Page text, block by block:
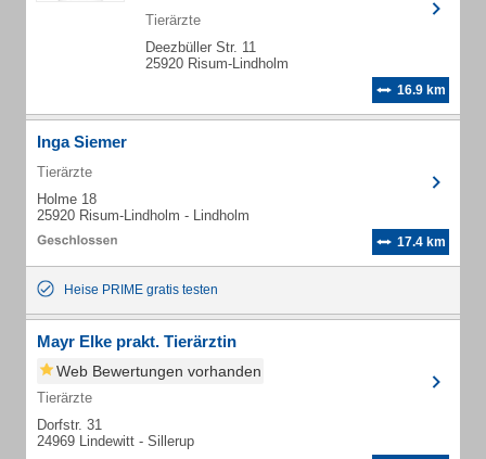
Tierärzte
Deezbüller Str. 11
25920 Risum-Lindholm
16.9 km
Inga Siemer
Tierärzte
Holme 18
25920 Risum-Lindholm - Lindholm
17.4 km
Heise PRIME gratis testen
Mayr Elke prakt. Tierärztin
Web Bewertungen vorhanden
Tierärzte
Dorfstr. 31
24969 Lindewitt - Sillerup